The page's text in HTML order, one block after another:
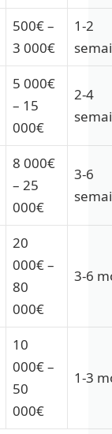
500€ –
3 000€
1-2
5 000€
– 15
000€
2-4
8 000€
– 25
000€
3-6
20
000€ –
80
000€
3-6
10
000€ –
50
000€
1-3